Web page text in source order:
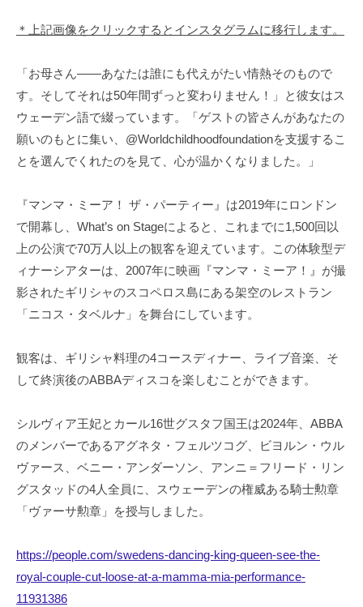
＊上記画像をクリックするとインスタグラムに移行します。
「お母さん――あなたは誰にも代えがたい情熱そのもので
す。そしてそれは50年間ずっと変わりません！」と彼女はス
ウェーデン語で綴っています。「ゲストの皆さんがあなたの
願いのもとに集い、@Worldchildhoodfoundationを支援するこ
とを選んでくれたのを見て、心が温かくなりました。」
『マンマ・ミーア！ ザ・パーティー』は2019年にロンドン
で開幕し、What’s on Stageによると、これまでに1,500回以
上の公演で70万人以上の観客を迎えています。この体験型デ
ィナーシアターは、2007年に映画『マンマ・ミーア！』が撮
影されたギリシャのスコペロス島にある架空のレストラン
「ニコス・タベルナ」を舞台にしています。
観客は、ギリシャ料理の4コースディナー、ライブ音楽、そ
して終演後のABBAディスコを楽しむことができます。
シルヴィア王妃とカール16世グスタフ国王は2024年、ABBA
のメンバーであるアグネタ・フェルツコグ、ビヨルン・ウル
ヴァース、ベニー・アンダーソン、アンニ＝フリード・リン
グスタッドの4人全員に、スウェーデンの権威ある騎士勲章
「ヴァーサ勲章」を授与しました。
https://people.com/swedens-dancing-king-queen-see-the-
royal-couple-cut-loose-at-a-mamma-mia-performance-
11931386